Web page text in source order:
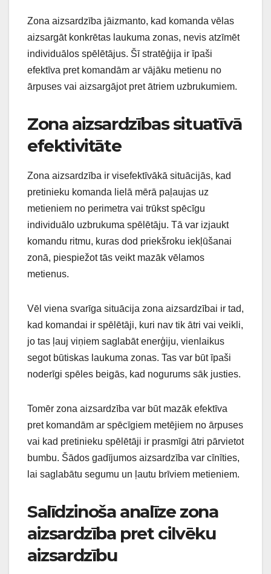
Zona aizsardzība jāizmanto, kad komanda vēlas
aizsargāt konkrētas laukuma zonas, nevis atzīmēt
individuālos spēlētājus. Šī stratēģija ir īpaši
efektīva pret komandām ar vājāku metienu no
ārpuses vai aizsargājot pret ātriem uzbrukumiem.
Zona aizsardzības situatīvā
efektivitāte
Zona aizsardzība ir visefektīvākā situācijās, kad
pretinieku komanda lielā mērā paļaujas uz
metieniem no perimetra vai trūkst spēcīgu
individuālo uzbrukuma spēlētāju. Tā var izjaukt
komandu ritmu, kuras dod priekšroku iekļūšanai
zonā, piespiežot tās veikt mazāk vēlamos
metienus.
Vēl viena svarīga situācija zona aizsardzībai ir tad,
kad komandai ir spēlētāji, kuri nav tik ātri vai veikli,
jo tas ļauj viņiem saglabāt enerģiju, vienlaikus
segot būtiskas laukuma zonas. Tas var būt īpaši
noderīgi spēles beigās, kad nogurums sāk justies.
Tomēr zona aizsardzība var būt mazāk efektīva
pret komandām ar spēcīgiem metējiem no ārpuses
vai kad pretinieku spēlētāji ir prasmīgi ātri pārvietot
bumbu. Šādos gadījumos aizsardzība var cīnīties,
lai saglabātu segumu un ļautu brīviem metieniem.
Salīdzinoša analīze zona
aizsardzība pret cilvēku
aizsardzību